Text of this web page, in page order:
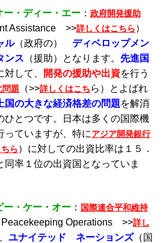
ー・ディー・エー ： 政府開発援助
Assistance >>詳しくはこちら）
ル（政府の） ディベロップメン
ンス （援助）となります。 先進国
対して、 開発の援助や出資を行う
問題 （>>詳しくはこちら）とよばれ
国の大きな経済格差の問題を解消
ひとつです。日本は多くの国際機
っていますが、特にアジア開発銀行
ら）に対しての出資比率は１５．
同率１位の出資国となっていま
ー・ケー・オー ： 国際連合平和維持
Peacekeeping Operations >>詳し
ユナイテッド ネーションズ（国